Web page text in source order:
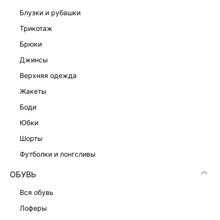
блузки и рубашки
трикотаж
брюки
джинсы
верхняя одежда
жакеты
боди
юбки
шорты
футболки и лонгсливы
ОБУВЬ
вся обувь
лоферы
Подробные условия доставки и возврата
КЛИЕНТАМ